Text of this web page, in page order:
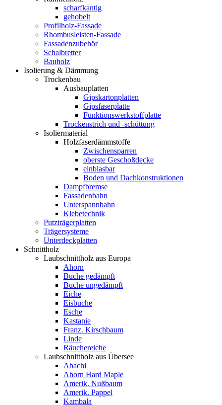
scharfkantig
gehobelt
Profilholz-Fassade
Rhombusleisten-Fassade
Fassadenzubehör
Schalbretter
Bauholz
Isolierung & Dämmung
Trockenbau
Ausbauplatten
Gipskartonplatten
Gipsfaserplatte
Funktionswerkstoffplatte
Trockenstrich und -schüttung
Isoliermaterial
Holzfaserdämmstoffe
Zwischensparren
oberste Geschoßdecke
einblasbar
Boden und Dachkonstruktionen
Dampfbremse
Fassadenbahn
Unterspannbahn
Klebetechnik
Putzträgerplatten
Trägersysteme
Unterdeckplatten
Schnittholz
Laubschnittholz aus Europa
Ahorn
Buche gedämpft
Buche ungedämpft
Eiche
Eisbuche
Esche
Kastanie
Franz. Kirschbaum
Linde
Räuchereiche
Laubschnittholz aus Übersee
Abachi
Ahorn Hard Maple
Amerik. Nußbaum
Amerik. Pappel
Kambala